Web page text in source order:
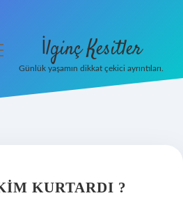
İlginç Kesitler
Günlük yaşamın dikkat çekici ayrıntıları.
KURTARDI ?